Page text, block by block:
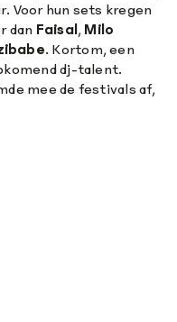
Voor hun sets kregen
dan Faisal, Milo
. Kortom, een
dj-talent.
mee de festivals af,